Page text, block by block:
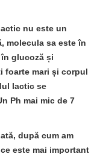
nu este un
molecula sa este în
glucoză și
foarte mari și corpul
lactic se
Ph mai mic de 7
după cum am
ce este mai important